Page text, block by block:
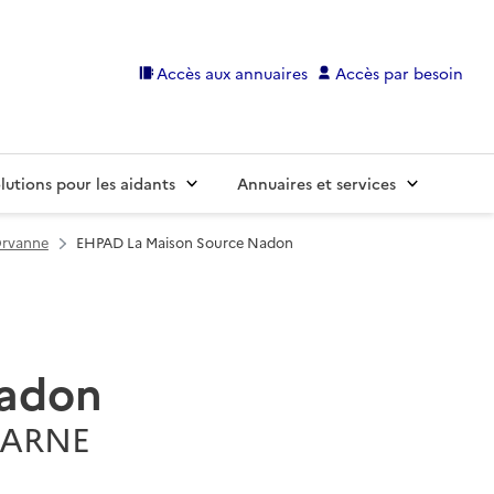
Accès aux annuaires Accès par besoin
pour les aidants Annuaires et services
EHPAD La Maison Source Nadon